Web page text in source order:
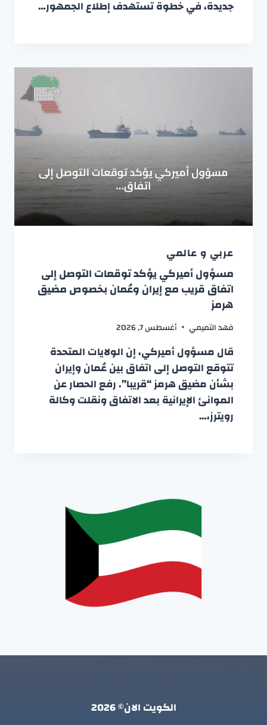
جديدة، في خطوة تستهدف إطلاع الجمهور…
عربي و عالمي
مسؤول أميركي يؤكد توقعات التوصل إلى
اتفاق قريب مع إيران وعُمان بخصوص مضيق
هرمز
فهد التميمي أغسطس 7, 2026
قال مسؤول أميركي، إن الولايات المتحدة
تتوقع التوصل إلى اتفاق بين عُمان وإيران
بشأن مضيق هرمز “قريبا”. رفع الحصار عن
الموانئ الإيرانية بعد الاتفاق ونقلت وكالة
رويترز،…
الكويت الان© 2026